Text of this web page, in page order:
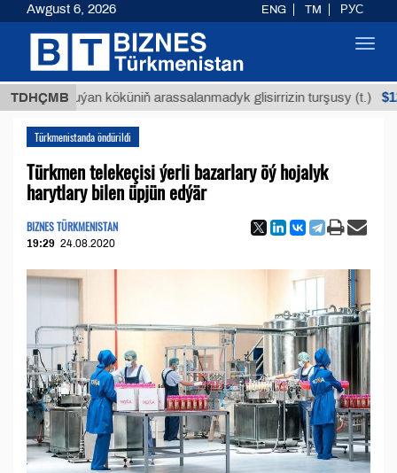
TDHÇMB
Buýan köküniň arassalanmadyk glisirrizin turşusy (t.)
Türkmenistanda öndürildi
Türkmen telekeçisi ýerli bazarlary öý hojalyk
harytlary bilen üpjün edýär
BIZNES TÜRKMENISTAN
19:29 24.08.2020
Awgust 6, 2026 ENG TM РУС